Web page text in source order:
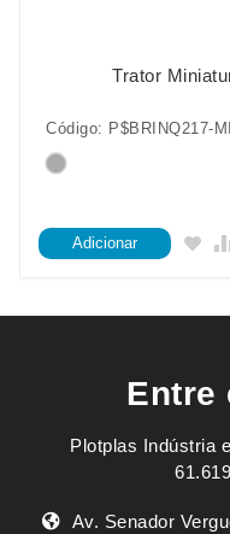
Trator
Código: P$BRINQ217-
Adicionar
Entre
Plotplas Indústria e
Av. Senador